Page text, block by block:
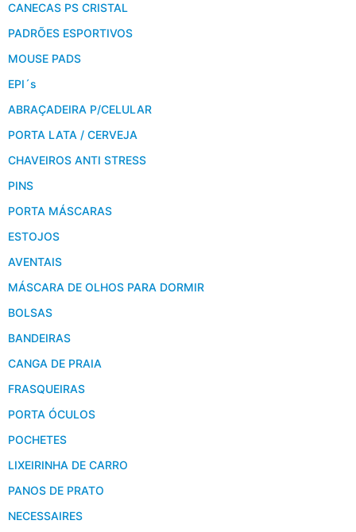
CANECAS PS CRISTAL
PADRÕES ESPORTIVOS
MOUSE PADS
EPI´s
ABRAÇADEIRA P/CELULAR
PORTA LATA / CERVEJA
CHAVEIROS ANTI STRESS
PINS
PORTA MÁSCARAS
ESTOJOS
AVENTAIS
MÁSCARA DE OLHOS PARA DORMIR
BOLSAS
BANDEIRAS
CANGA DE PRAIA
FRASQUEIRAS
PORTA ÓCULOS
POCHETES
LIXEIRINHA DE CARRO
PANOS DE PRATO
NECESSAIRES